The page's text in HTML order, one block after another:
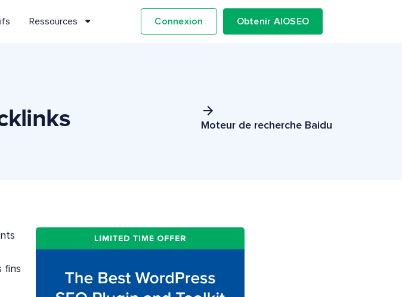
Ressources Connexion Obtenir AIOSEO
Moteur de recherche Baidu
fins